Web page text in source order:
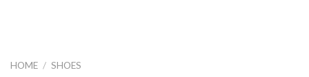
HOME / SHOES